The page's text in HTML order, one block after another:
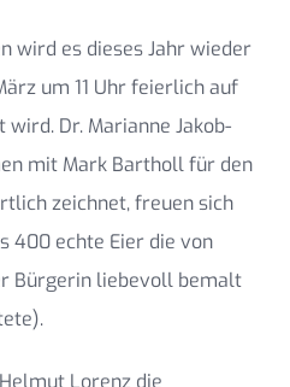
wird es dieses Jahr wieder
um 11 Uhr feierlich auf
Dr. Marianne Jakob-
mit Mark Bartholl für den
zeichnet, freuen sich
400 echte Eier die von
Bürgerin liebevoll bemalt
Lorenz die